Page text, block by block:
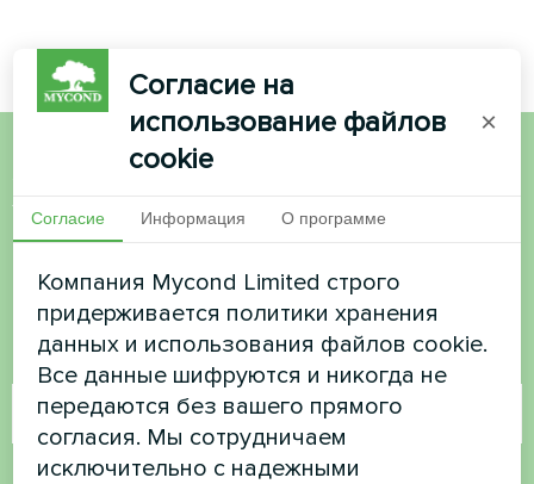
Хотите купить или у вас
есть вопросы?
Свяжитесь с нами, и мы поможем вам
Имя
Номер телефона
Согласие на
использование файлов
cookie
×
Согласие Информация О программе
Компания Mycond Limited строго
придерживается политики хранения
данных и использования файлов cookie.
Все данные шифруются и никогда не
передаются без вашего прямого
согласия. Мы сотрудничаем
исключительно с надежными